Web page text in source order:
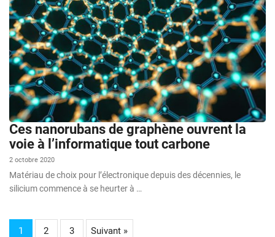
Ces nanorubans de graphène ouvrent la
voie à l’informatique tout carbone
2 octobre 2020
Matériau de choix pour l’électronique depuis des décennies, le
silicium commence à se heurter à …
1 2 3 Suivant »